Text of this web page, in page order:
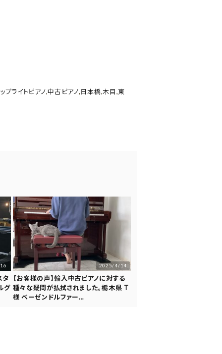
プライトピアノ,中古ピアノ,日本橋,木目,東
タ
グ
2025/4/14
【お客様の声】輸入中古ピアノに対する
種々な疑問が払拭されました。栃木県 T
様 ベーゼンドルファー…